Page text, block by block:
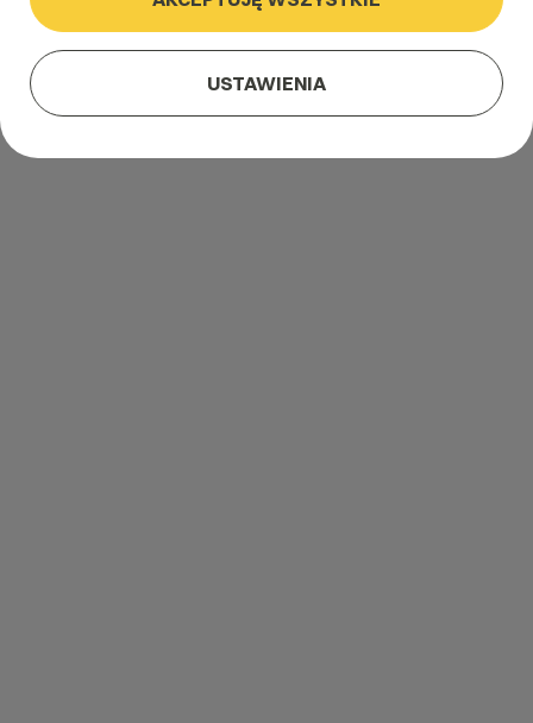
USTAWIENIA